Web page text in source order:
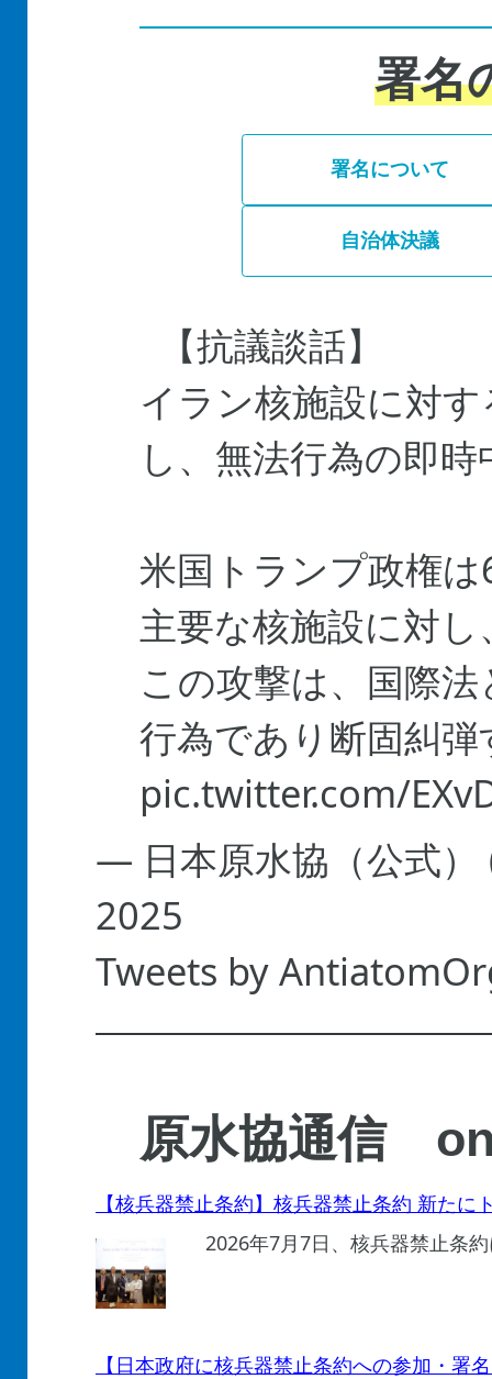
署名
署名について
自治体決議
【抗議談話】
イラン核施設に対
し、無法行為の即
米国トランプ政権
主要な核施設に対
この攻撃は、国際
行為であり断固糾
pic.twitter.com/
— 日本原水協（公式
2025
Tweets by
原水協通信
【核兵器禁止条約】核兵器禁止条約 新た
2026年7月7日、核兵器禁止条
【日本政府に核兵器禁止条約への参加・署